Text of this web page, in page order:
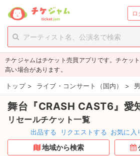
ロ
person_add 新規会員登録
チケットを探す
新着チケット
値下げしたチケット
都道府県からチケットを探す
もうすぐ開催のチケット
チケジャムはチケット売買アプリです。チケッ
高い場合があります。
トップ > ライブ・コンサート（国内） >
舞台『CRASH CAST6』愛
リセールチケット一覧
出品する リクエストする お気に入
地域から検索